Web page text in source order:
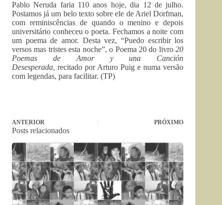
Pablo Neruda faria 110 anos hoje, dia 12 de julho.
Postamos já um belo texto sobre ele de Ariel Dorfman,
com reminiscências de quando o menino e depois
universitário conheceu o poeta. Fechamos a noite com
um poema de amor. Desta vez, “Puedo escribir los
versos mas tristes esta noche”, o Poema 20 do livro20
Poemas de Amor y una Canción
Desesperada,recitado por Arturo Puig e numa versão
com legendas, para facilitar. (TP)
ANTERIOR PRÓXIMO
Posts relacionados